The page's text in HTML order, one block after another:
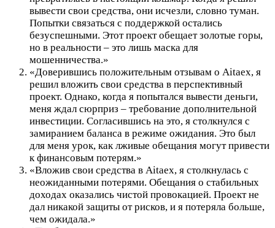
вывести свои средства, они исчезли, словно туман.
Попытки связаться с поддержкой остались
безуспешными. Этот проект обещает золотые горы,
но в реальности – это лишь маска для
мошенничества.»
«Доверившись положительным отзывам о Aitaex, я
решил вложить свои средства в перспективный
проект. Однако, когда я попытался вывести деньги,
меня ждал сюрприз – требование дополнительной
инвестиции. Согласившись на это, я столкнулся с
замиранием баланса в режиме ожидания. Это был
для меня урок, как лживые обещания могут привести
к финансовым потерям.»
«Вложив свои средства в Aitaex, я столкнулась с
неожиданными потерями. Обещания о стабильных
доходах оказались чистой провокацией. Проект не
дал никакой защиты от рисков, и я потеряла больше,
чем ожидала.»